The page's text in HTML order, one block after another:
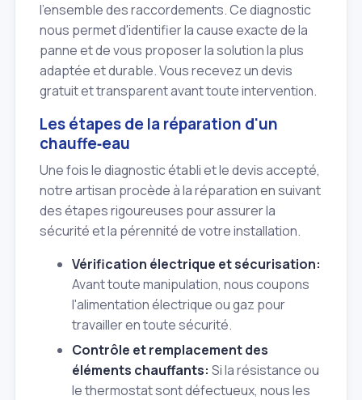
l'ensemble des raccordements. Ce diagnostic
nous permet d'identifier la cause exacte de la
panne et de vous proposer la solution la plus
adaptée et durable. Vous recevez un devis
gratuit et transparent avant toute intervention.
Les étapes de la réparation d'un
chauffe‑eau
Une fois le diagnostic établi et le devis accepté,
notre artisan procède à la réparation en suivant
des étapes rigoureuses pour assurer la
sécurité et la pérennité de votre installation.
Vérification électrique et sécurisation:
Avant toute manipulation, nous coupons
l'alimentation électrique ou gaz pour
travailler en toute sécurité.
Contrôle et remplacement des
éléments chauffants: Si la résistance ou
le thermostat sont défectueux, nous les